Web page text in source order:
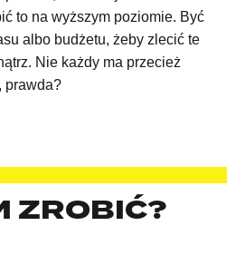
to na wyższym poziomie. Być
albo budżetu, żeby zlecić te
Nie każdy ma przecież
prawda?
ZROBIĆ?